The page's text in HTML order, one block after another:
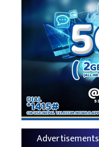
Advertisements